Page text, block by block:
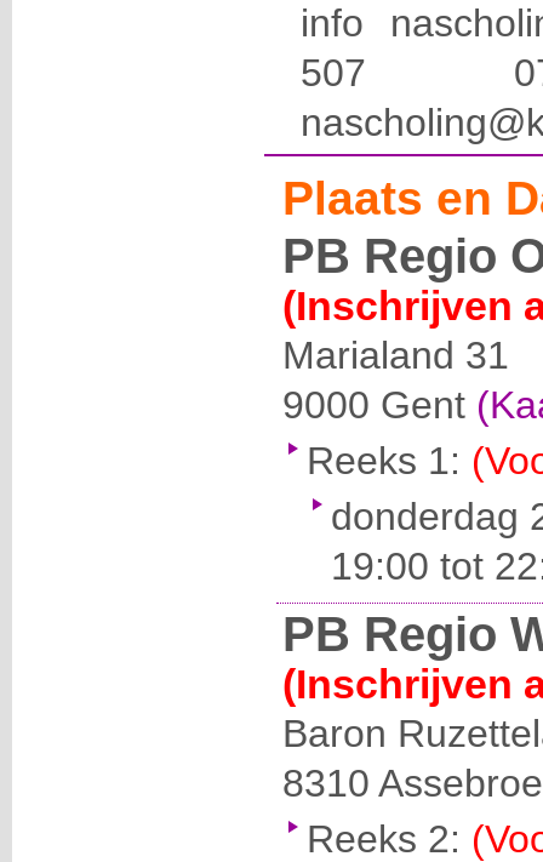
info
507
Plaats en
PB Regio
(Inschrijven
Marialand 31
9000 Gent
Reeks 1:
donderdag
19:00 tot
PB Regio
(Inschrijven
Baron
8310
Reeks 2: